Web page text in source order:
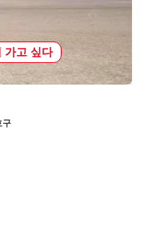
가고 싶다
구